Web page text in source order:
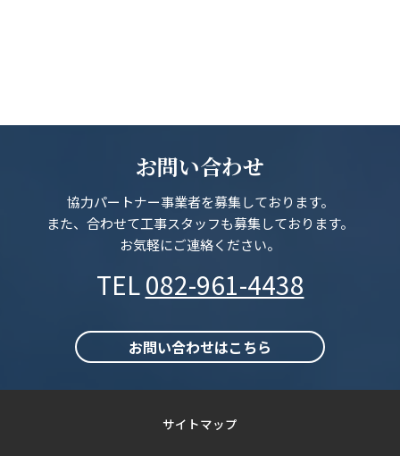
お問い合わせ
協力パートナー事業者を募集しております。
また、合わせて工事スタッフも募集しております。
お気軽にご連絡ください。
TEL082-961-4438
お問い合わせはこちら
サイトマップ